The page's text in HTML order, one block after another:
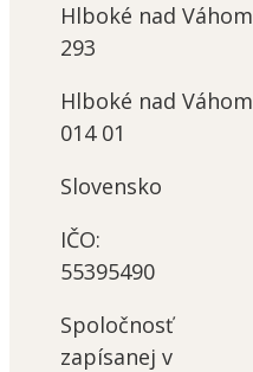
Hlboké nad Váhom
293
Hlboké nad Váhom
014 01
Slovensko
IČO:
55395490
Spoločnosť
zapísanej v